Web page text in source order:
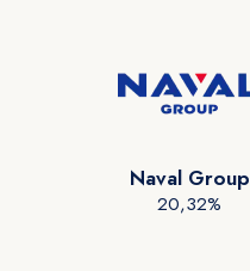
Naval Group
20,32%